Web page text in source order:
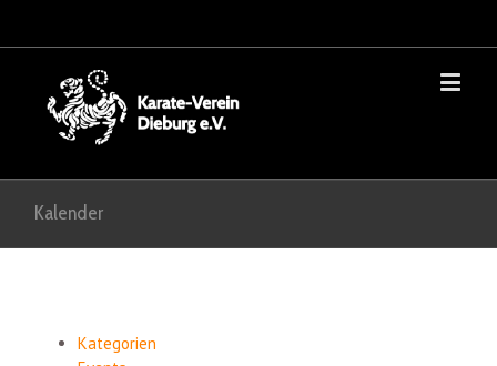
Kalender
Kategorien